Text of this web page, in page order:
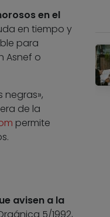
en el
en tiempo y
para
Asnef o
de la
permite
avisen a la